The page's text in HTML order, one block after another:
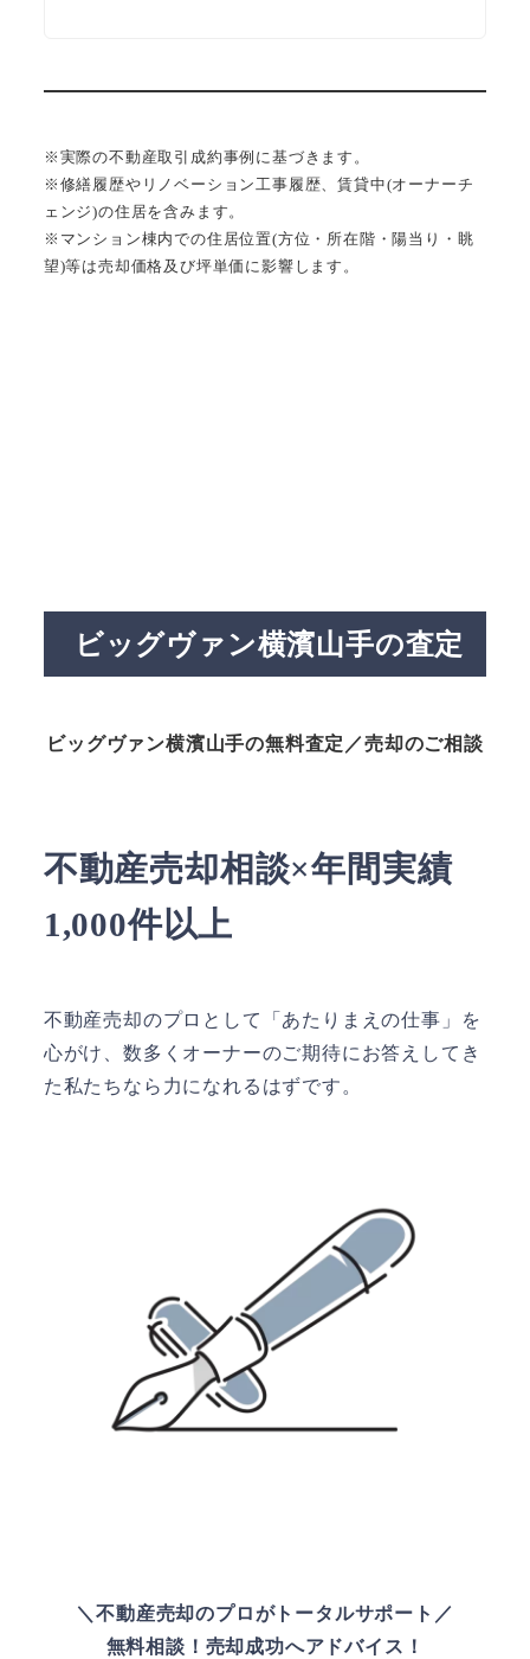
※実際の不動産取引成約事例に基づきます。
※修繕履歴やリノベーション工事履歴、賃貸中(オーナーチ
ェンジ)の住居を含みます。
※マンション棟内での住居位置(方位・所在階・陽当り・眺
望)等は売却価格及び坪単価に影響します。
ビッグヴァン横濱山手の査定
ビッグヴァン横濱山手の無料査定／売却のご相談
不動産売却相談×年間実績
1,000件以上
不動産売却のプロとして「あたりまえの仕事」を
心がけ、数多くオーナーのご期待にお答えしてき
た私たちなら力になれるはずです。
＼不動産売却のプロがトータルサポート／
無料相談！売却成功へアドバイス！